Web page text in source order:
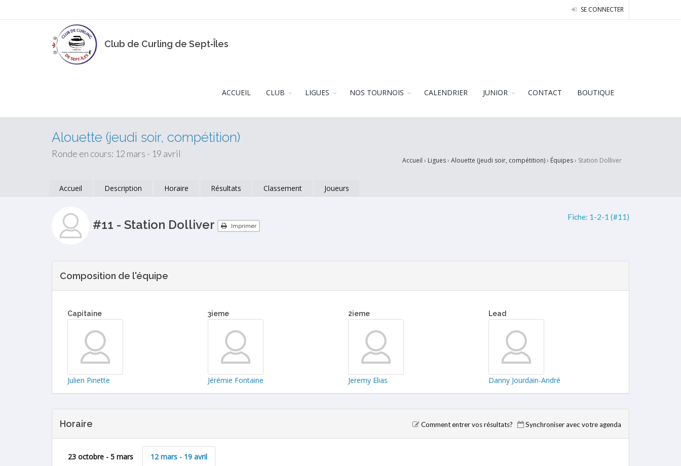
SE CONNECTER
Club de Curling de Sept‑Îles
ACCUEIL CLUB LIGUES NOS TOURNOIS CALENDRIER JUNIOR CONTACT BOUTIQUE
Alouette (jeudi soir, compétition)
Ronde en cours: 12 mars - 19 avril
Accueil › Ligues› Alouette (jeudi soir, compétition)› Équipes› Station Dolliver
Accueil Description Horaire Résultats Classement Joueurs
#11 - Station Dolliver Imprimer
Fiche: 1-2-1 (#11)
Composition de l'équipe
Capitaine
Julien Pinette
3ieme
Jérémie Fontaine
2ieme
Jeremy Elias
Lead
Danny Jourdain-André
Horaire Comment entrer vos résultats? Synchroniser avec votre agenda
23 octobre - 5 mars 12 mars - 19 avril